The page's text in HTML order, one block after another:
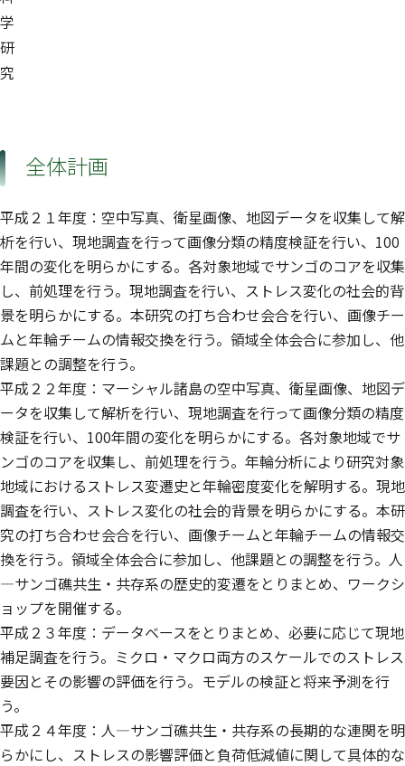
学
研
究
全体計画
平成２１年度：空中写真、衛星画像、地図データを収集して解
析を行い、現地調査を行って画像分類の精度検証を行い、100
年間の変化を明らかにする。各対象地域でサンゴのコアを収集
し、前処理を行う。現地調査を行い、ストレス変化の社会的背
景を明らかにする。本研究の打ち合わせ会合を行い、画像チー
ムと年輪チームの情報交換を行う。領域全体会合に参加し、他
課題との調整を行う。
平成２２年度：マーシャル諸島の空中写真、衛星画像、地図デ
ータを収集して解析を行い、現地調査を行って画像分類の精度
検証を行い、100年間の変化を明らかにする。各対象地域でサ
ンゴのコアを収集し、前処理を行う。年輪分析により研究対象
地域におけるストレス変遷史と年輪密度変化を解明する。現地
調査を行い、ストレス変化の社会的背景を明らかにする。本研
究の打ち合わせ会合を行い、画像チームと年輪チームの情報交
換を行う。領域全体会合に参加し、他課題との調整を行う。人
—サンゴ礁共生・共存系の歴史的変遷をとりまとめ、ワークシ
ョップを開催する。
平成２３年度：データベースをとりまとめ、必要に応じて現地
補足調査を行う。ミクロ・マクロ両方のスケールでのストレス
要因とその影響の評価を行う。モデルの検証と将来予測を行
う。
平成２４年度：人—サンゴ礁共生・共存系の長期的な連関を明
らかにし、ストレスの影響評価と負荷低減値に関して具体的な